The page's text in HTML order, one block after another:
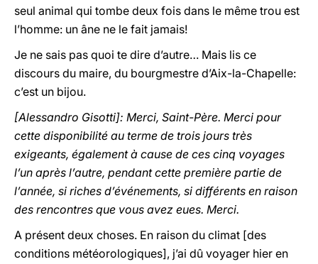
seul animal qui tombe deux fois dans le même trou est
l’homme: un âne ne le fait jamais!
Je ne sais pas quoi te dire d’autre… Mais lis ce
discours du maire, du bourgmestre d’Aix-la-Chapelle:
c’est un bijou.
[Alessandro Gisotti]: Merci, Saint-Père. Merci pour
cette disponibilité au terme de trois jours très
exigeants, également à cause de ces cinq voyages
l’un après l’autre, pendant cette première partie de
l’année, si riches d’événements, si différents en raison
des rencontres que vous avez eues. Merci.
A présent deux choses. En raison du climat [des
conditions météorologiques], j’ai dû voyager hier en